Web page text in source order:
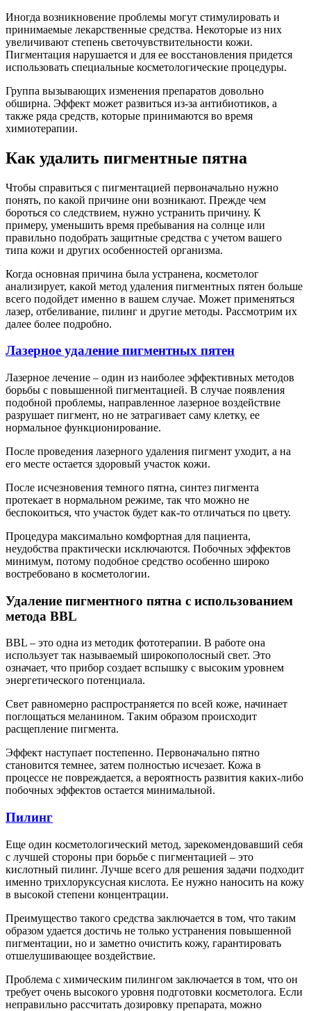
Иногда возникновение проблемы могут стимулировать и
принимаемые лекарственные средства. Некоторые из них
увеличивают степень светочувствительности кожи.
Пигментация нарушается и для ее восстановления придется
использовать специальные косметологические процедуры.
Группа вызывающих изменения препаратов довольно
обширна. Эффект может развиться из-за антибиотиков, а
также ряда средств, которые принимаются во время
химиотерапии.
Как удалить пигментные пятна
Чтобы справиться с пигментацией первоначально нужно
понять, по какой причине они возникают. Прежде чем
бороться со следствием, нужно устранить причину. К
примеру, уменьшить время пребывания на солнце или
правильно подобрать защитные средства с учетом вашего
типа кожи и других особенностей организма.
Когда основная причина была устранена, косметолог
анализирует, какой метод удаления пигментных пятен больше
всего подойдет именно в вашем случае. Может применяться
лазер, отбеливание, пилинг и другие методы. Рассмотрим их
далее более подробно.
Лазерное удаление пигментных пятен
Лазерное лечение – один из наиболее эффективных методов
борьбы с повышенной пигментацией. В случае появления
подобной проблемы, направленное лазерное воздействие
разрушает пигмент, но не затрагивает саму клетку, ее
нормальное функционирование.
После проведения лазерного удаления пигмент уходит, а на
его месте остается здоровый участок кожи.
После исчезновения темного пятна, синтез пигмента
протекает в нормальном режиме, так что можно не
беспокоиться, что участок будет как-то отличаться по цвету.
Процедура максимально комфортная для пациента,
неудобства практически исключаются. Побочных эффектов
минимум, потому подобное средство особенно широко
востребовано в косметологии.
Удаление пигментного пятна с использованием
метода BBL
BBL – это одна из методик фототерапии. В работе она
использует так называемый широкополосный свет. Это
означает, что прибор создает вспышку с высоким уровнем
энергетического потенциала.
Свет равномерно распространяется по всей коже, начинает
поглощаться меланином. Таким образом происходит
расщепление пигмента.
Эффект наступает постепенно. Первоначально пятно
становится темнее, затем полностью исчезает. Кожа в
процессе не повреждается, а вероятность развития каких-либо
побочных эффектов остается минимальной.
Пилинг
Еще один косметологический метод, зарекомендовавший себя
с лучшей стороны при борьбе с пигментацией – это
кислотный пилинг. Лучше всего для решения задачи подходит
именно трихлоруксусная кислота. Ее нужно наносить на кожу
в высокой степени концентрации.
Преимущество такого средства заключается в том, что таким
образом удается достичь не только устранения повышенной
пигментации, но и заметно очистить кожу, гарантировать
отшелушивающее воздействие.
Проблема с химическим пилингом заключается в том, что он
требует очень высокого уровня подготовки косметолога. Если
неправильно рассчитать дозировку препарата, можно